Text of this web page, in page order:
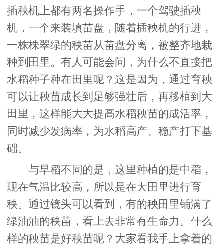
插秧机上都有两名操作手，一个驾驶插秧
机，一个来装填苗盘，随着插秧机的行进，
一株株翠绿的秧苗从苗盘分离，被整齐地栽
种到田里。有人可能会问，为什么不直接把
水稻种子种在田里呢？这是因为，通过育秧
可以让秧苗成长到足够强壮后，再移植到大
田里，这样能大大提高水稻秧苗的成活率，
同时减少发病率，为水稻高产、稳产打下基
础。
与早稻不同的是，这里种植的是中稻，
现在气温比较高，所以是在大田里进行育
秧。通过镜头可以看到，有的秧田里铺满了
绿油油的秧苗，看上去非常有生命力。什么
样的秧苗是好秧苗呢？大家看我手上拿着的